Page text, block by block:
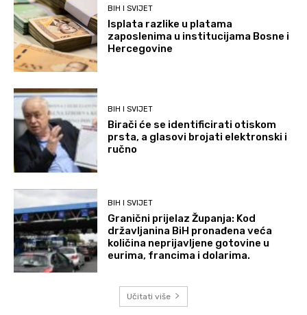
BIH I SVIJET
Isplata razlike u platama
zaposlenima u institucijama Bosne i
Hercegovine
BIH I SVIJET
Birači će se identificirati otiskom
prsta, a glasovi brojati elektronski i
ručno
BIH I SVIJET
Granični prijelaz Županja: Kod
državljanina BiH pronađena veća
količina neprijavljene gotovine u
eurima, francima i dolarima.
Učitati više